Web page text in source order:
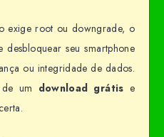
exige root ou downgrade, o
seu smartphone
ou integridade de dados.
um download grátis e